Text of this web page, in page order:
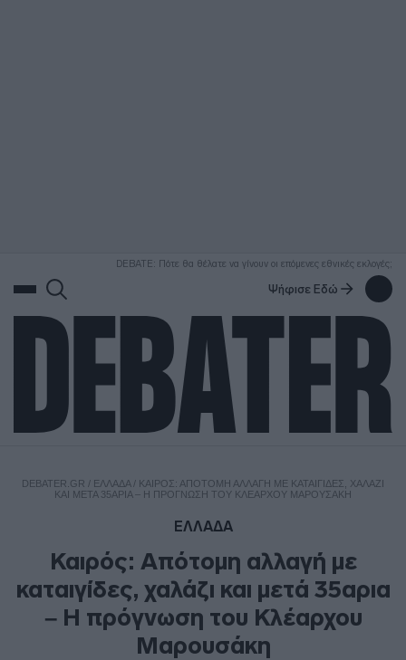
DEBATE: Πότε θα θέλατε να γίνουν οι επόμενες εθνικές εκλογές;
Ψήφισε Εδώ
DEBATER.GR / ΕΛΛΑΔΑ/ ΚΑΙΡΌΣ: ΑΠΌΤΟΜΗ ΑΛΛΑΓΉ ΜΕ ΚΑΤΑΙΓΊΔΕΣ, ΧΑΛΆΖΙ
ΚΑΙ ΜΕΤΆ 35ΑΡΙΑ – Η ΠΡΌΓΝΩΣΗ ΤΟΥ ΚΛΈΑΡΧΟΥ ΜΑΡΟΥΣΆΚΗ
ΕΛΛΑΔΑ
Καιρός: Απότομη αλλαγή με
καταιγίδες, χαλάζι και μετά 35αρια
– Η πρόγνωση του Κλέαρχου
Μαρουσάκη